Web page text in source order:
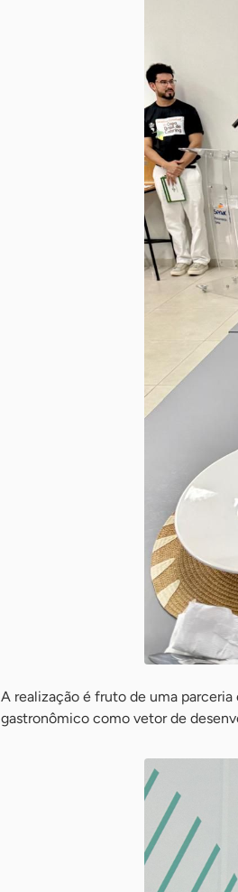
A realização é fruto de uma
gastronômico como vetor de